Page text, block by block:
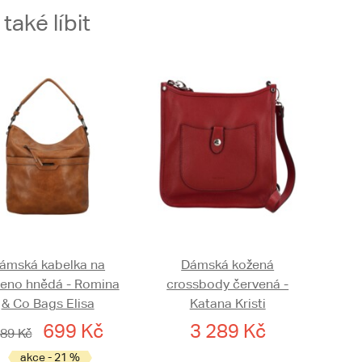
líbit
kabelka na
hnědá - Romina
& Co Bags Elisa
Kč
699 Kč
akce - 21 %
Dámská kožená
crossbody červená -
Katana Kristi
3 289 Kč